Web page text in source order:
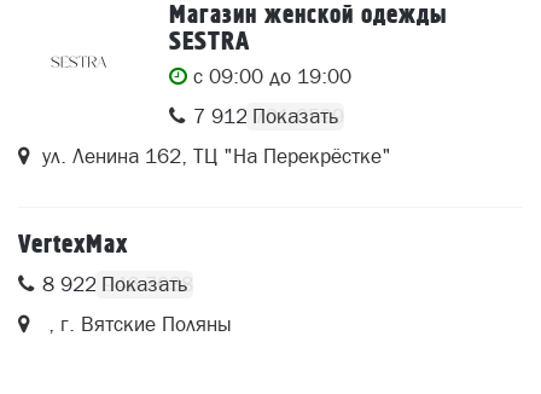
Магазин женской одежды
SESTRA
c 09:00 до 19:00
7 912 701 0599
ул. Ленина 162, ТЦ "На Перекрёстке"
VertexMax
8 922 946 7038
, г. Вятские Поляны